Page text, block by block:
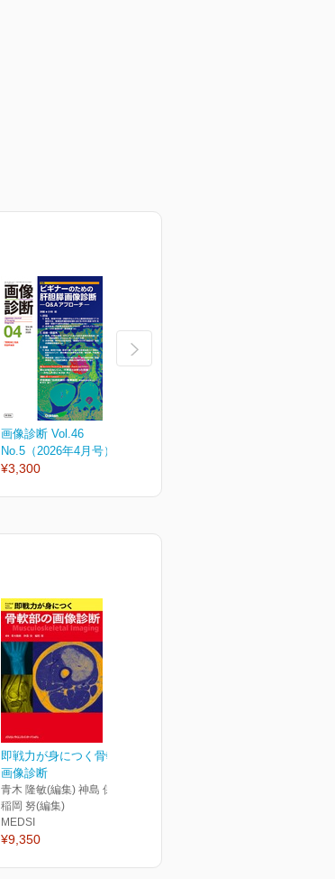
画像診断 Vol.46
No.5（2026年4月号）
¥3,300
即戦力が身につく骨軟部の
画像診断
青木 隆敏(編集) 神島 保(編集)
稲岡 努(編集)
MEDSI
¥9,350